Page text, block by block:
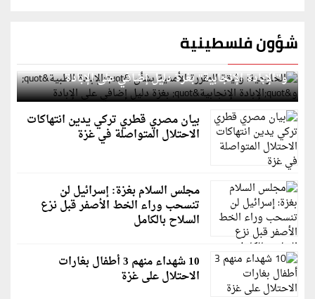
شؤون فلسطينية
الخارجية: وثيقة المقررة الأممية بشأن "الإبادة الطبية"
و"الإبادة الإنجابية" بغزة دليل إضافي على الإبادة
بيان مصري قطري تركي يدين انتهاكات
الاحتلال المتواصلة في غزة
مجلس السلام بغزة: إسرائيل لن
تنسحب وراء الخط الأصفر قبل نزع
السلاح بالكامل
10 شهداء منهم 3 أطفال بغارات
الاحتلال على غزة